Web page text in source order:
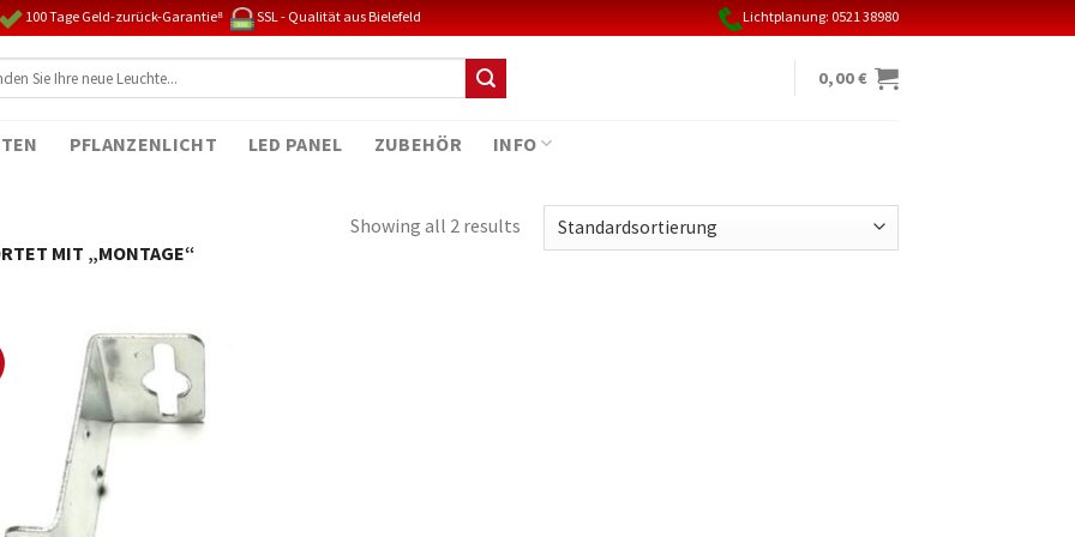
100 Tage Geld-zurück-Garantie⁸ SSL - Qualität aus Bielefeld Lichtplanung: 0521 38980
0,00€
PFLANZENLICHT LED PANEL ZUBEHÖR INFO
MIT „MONTAGE“
Showing all 2 results